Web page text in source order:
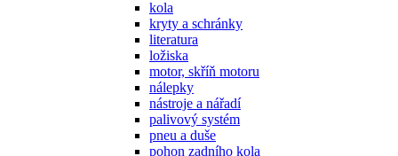
kola
kryty a schránky
literatura
ložiska
motor, skříň motoru
nálepky
nástroje a nářadí
palivový systém
pneu a duše
pohon zadního kola